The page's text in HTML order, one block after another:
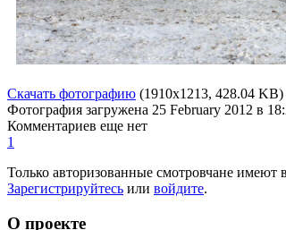
Скачать фотографию (1910x1213, 428.04 KB)
Фотография загружена 25 February 2012 в
Комментариев еще нет
1
Только авторизованные смотровчане имеют
Зарегистрируйтесь или войдите.
О проекте